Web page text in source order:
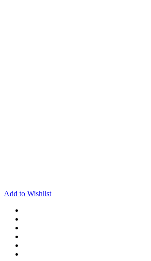
Add to Wishlist